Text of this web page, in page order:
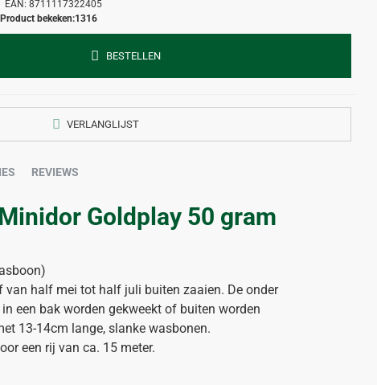
EAN: 8711117322405
Product bekeken:1316
BESTELLEN
VERLANGLIJST
REVIEWS
Goldplay 50 gram
half mei tot half juli buiten zaaien. De onder
een bak worden gekweekt of buiten worden
13-14cm lange, slanke wasbonen.
een rij van ca. 15 meter.